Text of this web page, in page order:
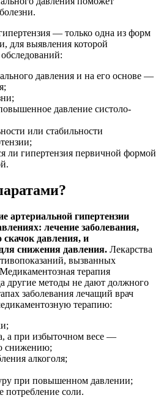
— только одна из форм
для выявления которой
давления и на его основе —
давление систоло-
или стабильности
ли гипертензия первичной формой
артериальной гипертензии
лечение заболевания,
скачок давления, и
снижения давления. Лекарства
вызванных
терапия
другие методы не дают должного
заболевания лечащий врач
терапию:
а при избыточном весе —
снижению;
алкоголя;
при повышенном давлении;
потребление соли.